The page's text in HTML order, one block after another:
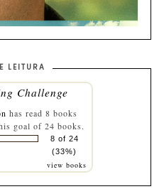
LEITURA
Challenge
has read 8 books
goal of 24 books.
8 of 24
(33%)
view books